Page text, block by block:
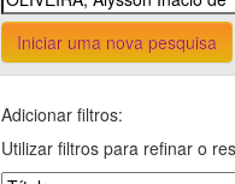
Iniciar uma nova pesquisa
Adicionar filtros:
Utilizar filtros para refinar o